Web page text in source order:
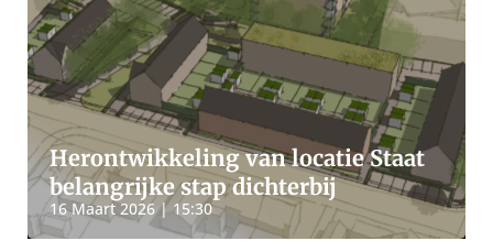
Herontwikkeling van locatie Staat
belangrijke stap dichterbij
16 Maart 2026 | 15:30